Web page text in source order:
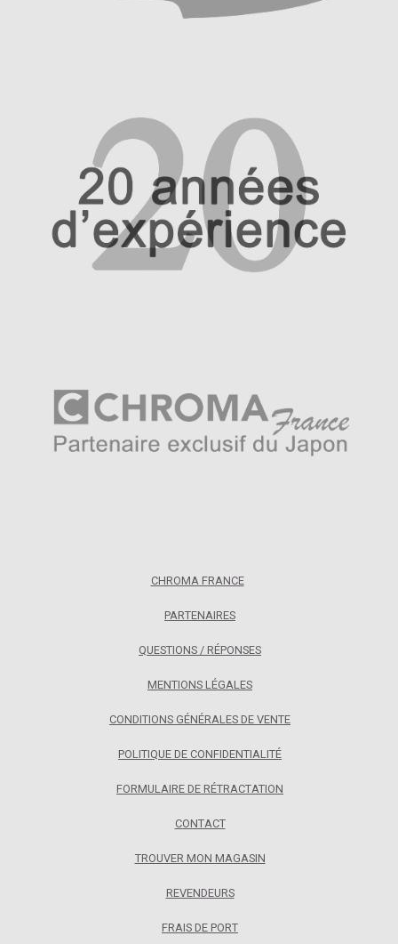
CHROMA FRANCE
PARTENAIRES
QUESTIONS / RÉPONSES
MENTIONS LÉGALES
CONDITIONS GÉNÉRALES DE VENTE
POLITIQUE DE CONFIDENTIALITÉ
FORMULAIRE DE RÉTRACTATION
CONTACT
TROUVER MON MAGASIN
REVENDEURS
FRAIS DE PORT